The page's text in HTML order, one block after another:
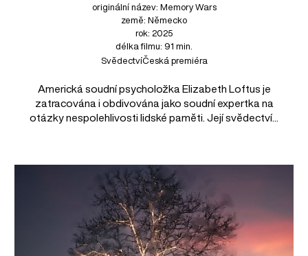
originální název: Memory Wars
země: Německo
rok: 2025
délka filmu: 91 min.
SvědectvíČeská premiéra
Americká soudní psycholožka Elizabeth Loftus je
zatracována i obdivována jako soudní expertka na
otázky nespolehlivosti lidské paměti. Její svědectví...